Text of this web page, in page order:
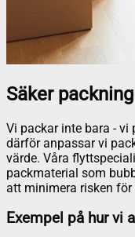
Säker
Vi packar inte bara - vi
därför anpassar vi
värde. Våra
packmaterial som
att minimera risken för
Exempel på hur vi